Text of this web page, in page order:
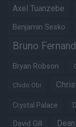
Axel Tuanzebe
Benjamin Sesko
Bruno
Bryan Robson
Chido Obi
Crystal Palace
David Gill